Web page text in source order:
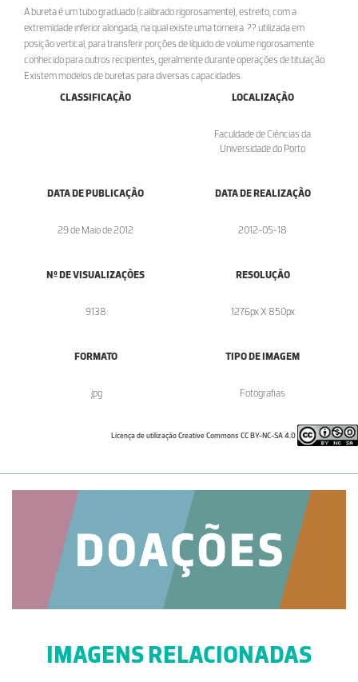
A bureta é um tubo graduado (calibrado rigorosamente), estreito, com a
extremidade inferior alongada, na qual existe uma torneira. ?? utilizada em
posição vertical, para transferir porções de líquido de volume rigorosamente
conhecido para outros recipientes, geralmente durante operações de titulação.
Existem modelos de buretas para diversas capacidades.
CLASSIFICAÇÃO
LOCALIZAÇÃO
Faculdade de Ciências da
Universidade do Porto
DATA DE PUBLICAÇÃO
29 de Maio de 2012
DATA DE REALIZAÇÃO
2012-05-18
Nº DE VISUALIZAÇÕES
9138
RESOLUÇÃO
1276px X 850px
FORMATO
.jpg
TIPO DE IMAGEM
Fotografias
Licença de utilização Creative Commons CC BY-NC-SA 4.0
IMAGENS RELACIONADAS